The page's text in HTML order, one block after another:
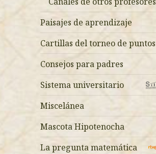
Paisajes de aprendizaje
Cartillas del torneo de puntos
Consejos para padres
Sistema universitario
Miscelánea
Mascota Hipotenocha
La pregunta matemática